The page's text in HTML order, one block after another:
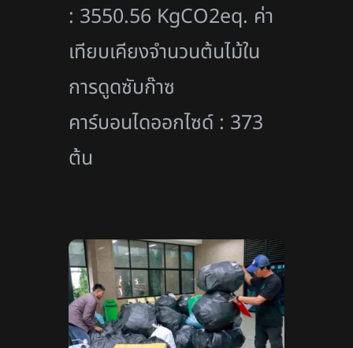
: 3550.56 KgCO2eq. ค่า
เทียบเคียงจำนวนต้นไม้ใน
การดูดซับก๊าซ
คาร์บอนไดออกไซด์ : 373
ต้น